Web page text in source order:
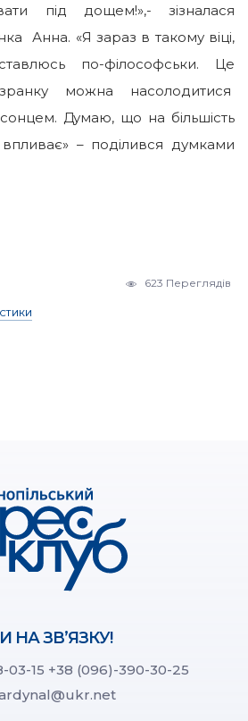
під дощем!»,- зізналася
Анна. «Я зараз в такому віці,
по-філософськи. Це
можна насолодитися
Думаю, що на більшість
– поділився думками
623 Переглядів
НА ЗВ’ЯЗКУ!
03-15 +38 (096)-390-30-25